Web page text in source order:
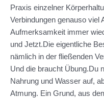
Praxis einzelner
Verbindungen genauso viel
Aufmerksamkeit immer
und Jetzt.Die eigentliche
nämlich in der fließenden
Und die braucht Übung.Du
Nahrung und Wasser auf,
Atmung. Ein Grund, aus